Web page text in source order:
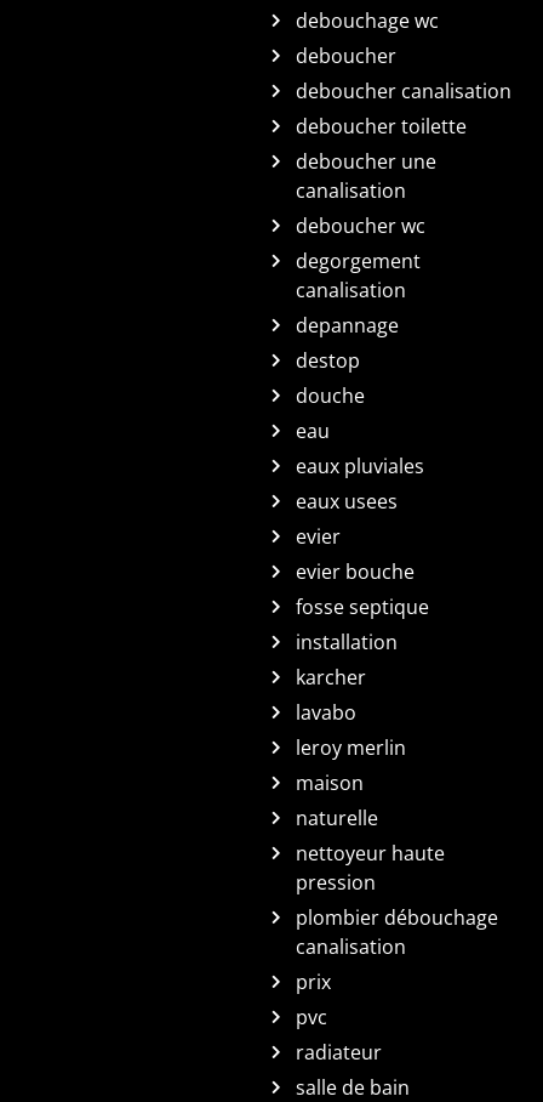
debouchage wc
deboucher
deboucher canalisation
deboucher toilette
deboucher une
canalisation
deboucher wc
degorgement
canalisation
depannage
destop
douche
eau
eaux pluviales
eaux usees
evier
evier bouche
fosse septique
installation
karcher
lavabo
leroy merlin
maison
naturelle
nettoyeur haute
pression
plombier débouchage
canalisation
prix
pvc
radiateur
salle de bain